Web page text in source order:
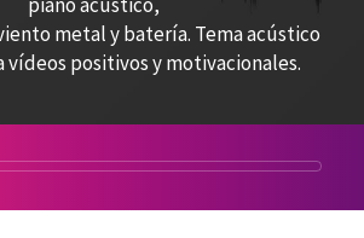
metal y batería. Tema acústico
positivos y motivacionales.